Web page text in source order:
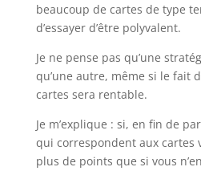
beaucoup de cartes de type
d’essayer d’être polyvalent.
Je ne pense pas qu’une
qu’une autre, même si le fait
cartes sera rentable.
Je m’explique : si, en fin de
qui correspondent aux cartes
plus de points que si vous